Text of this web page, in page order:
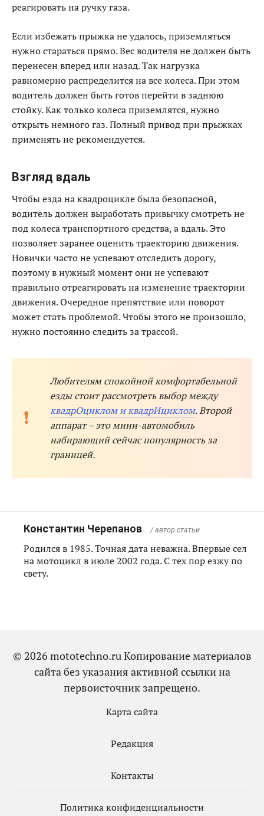
реагировать на ручку газа.
Если избежать прыжка не удалось, приземляться
нужно стараться прямо. Вес водителя не должен быть
перенесен вперед или назад. Так нагрузка
равномерно распределится на все колеса. При этом
водитель должен быть готов перейти в заднюю
стойку. Как только колеса приземлятся, нужно
открыть немного газ. Полный привод при прыжках
применять не рекомендуется.
Взгляд вдаль
Чтобы езда на квадроцикле была безопасной,
водитель должен выработать привычку смотреть не
под колеса транспортного средства, а вдаль. Это
позволяет заранее оценить траекторию движения.
Новички часто не успевают отследить дорогу,
поэтому в нужный момент они не успевают
правильно отреагировать на изменение траектории
движения. Очередное препятствие или поворот
может стать проблемой. Чтобы этого не произошло,
нужно постоянно следить за трассой.
Любителям спокойной комфортабельной
езды стоит рассмотреть выбор между
квадрОциклом и квадрИциклом. Второй
аппарат – это мини-автомобиль
набирающий сейчас популярность за
границей.
Константин Черепанов / автор статьи
Родился в 1985. Точная дата неважна. Впервые сел
на мотоцикл в июле 2002 года. С тех пор езжу по
свету.
Добавить комментарий
© 2026 mototechno.ru Копирование материалов
сайта без указания активной ссылки на
первоисточник запрещено.
Карта сайта
Редакция
Контакты
Политика конфиденциальности